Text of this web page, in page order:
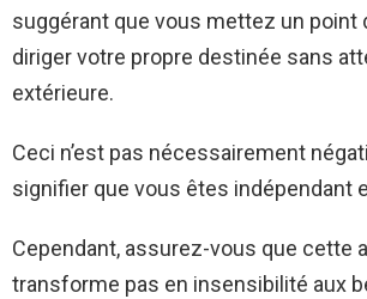
suggérant que vous mettez un point
diriger votre propre destinée sans
extérieure.
Ceci n’est pas nécessairement
signifier que vous êtes indépendant
Cependant, assurez-vous que cette
transforme pas en insensibilité aux